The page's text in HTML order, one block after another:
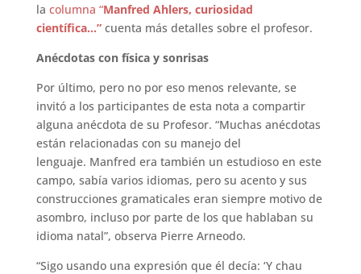
la columna “Manfred Ahlers, curiosidad
científica…”cuenta más detalles sobre el profesor.
Anécdotas con física y sonrisas
Por último, pero no por eso menos relevante, se
invitó a los participantes de esta nota a compartir
alguna anécdota de su Profesor. “Muchas anécdotas
están relacionadas con su manejo del
lenguaje. Manfred era también un estudioso en este
campo, sabía varios idiomas, pero su acento y sus
construcciones gramaticales eran siempre motivo de
asombro, incluso por parte de los que hablaban su
idioma natal”, observa Pierre Arneodo.
“Sigo usando una expresión que él decía: ‘Y chau